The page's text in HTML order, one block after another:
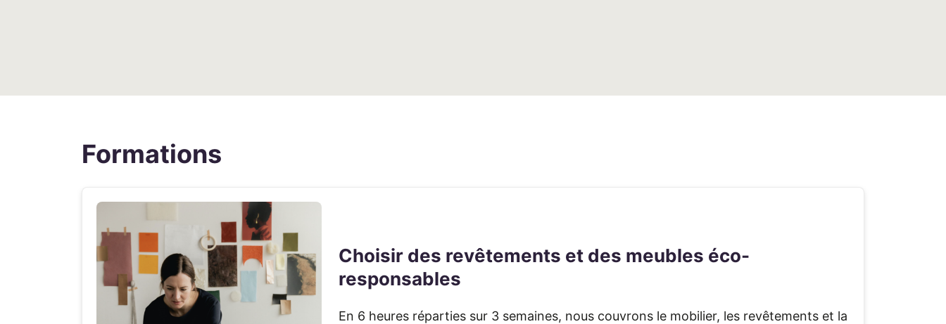
Formations
Choisir des revêtements et des meubles éco-
responsables
En 6 heures réparties sur 3 semaines, nous couvrons le mobilier, les revêtements et la